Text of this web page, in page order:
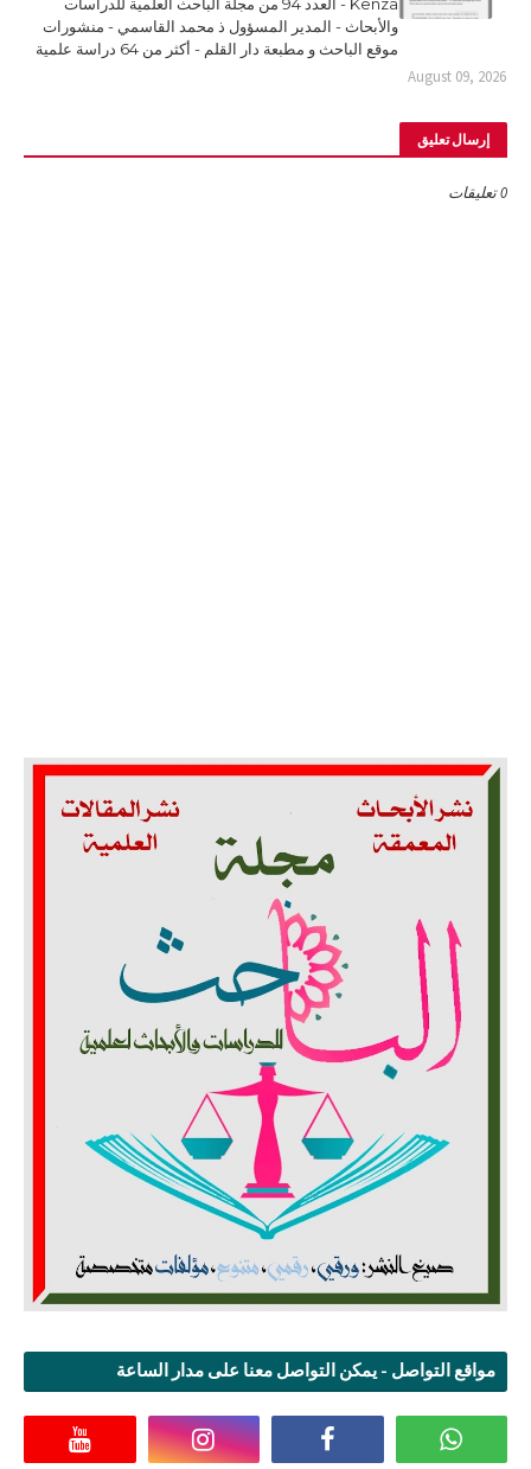
والأبحاث - المدير المسؤول ذ محمد القاسمي - منشورات
موقع الباحث و مطبعة دار القلم - أكثر من 64 دراسة علمية
August 09, 2026
إرسال تعليق
0 تعليقات
مواقع التواصل - يمكن التواصل معنا على مدار الساعة